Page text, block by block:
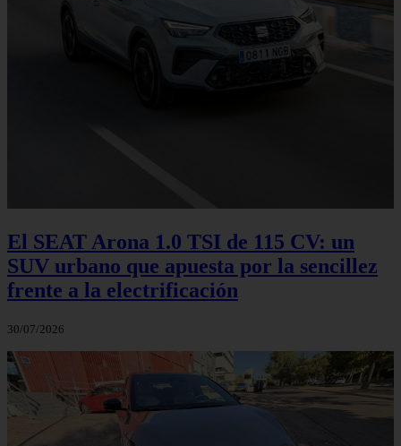
El SEAT Arona 1.0 TSI de 115 CV: un
SUV urbano que apuesta por la sencillez
frente a la electrificación
30/07/2026